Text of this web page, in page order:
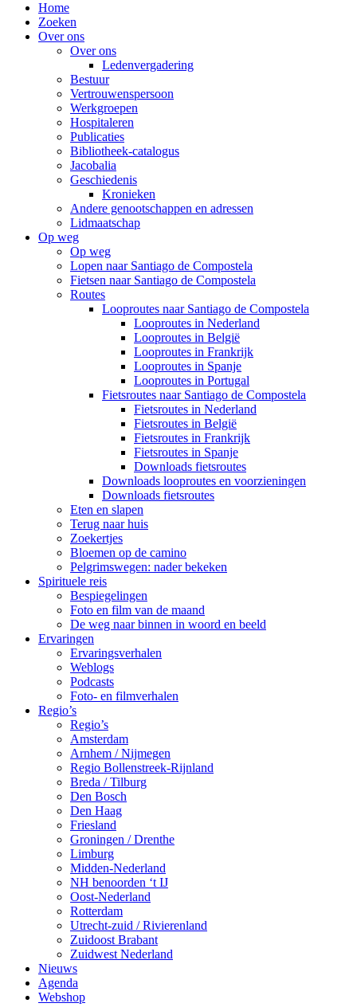
Home
Zoeken
Over ons
Over ons
Ledenvergadering
Bestuur
Vertrouwenspersoon
Werkgroepen
Hospitaleren
Publicaties
Bibliotheek-catalogus
Jacobalia
Geschiedenis
Kronieken
Andere genootschappen en adressen
Lidmaatschap
Op weg
Op weg
Lopen naar Santiago de Compostela
Fietsen naar Santiago de Compostela
Routes
Looproutes naar Santiago de Compostela
Looproutes in Nederland
Looproutes in België
Looproutes in Frankrijk
Looproutes in Spanje
Looproutes in Portugal
Fietsroutes naar Santiago de Compostela
Fietsroutes in Nederland
Fietsroutes in België
Fietsroutes in Frankrijk
Fietsroutes in Spanje
Downloads fietsroutes
Downloads looproutes en voorzieningen
Downloads fietsroutes
Eten en slapen
Terug naar huis
Zoekertjes
Bloemen op de camino
Pelgrimswegen: nader bekeken
Spirituele reis
Bespiegelingen
Foto en film van de maand
De weg naar binnen in woord en beeld
Ervaringen
Ervaringsverhalen
Weblogs
Podcasts
Foto- en filmverhalen
Regio’s
Regio’s
Amsterdam
Arnhem / Nijmegen
Regio Bollenstreek-Rijnland
Breda / Tilburg
Den Bosch
Den Haag
Friesland
Groningen / Drenthe
Limburg
Midden-Nederland
NH benoorden ‘t IJ
Oost-Nederland
Rotterdam
Utrecht-zuid / Rivierenland
Zuidoost Brabant
Zuidwest Nederland
Nieuws
Agenda
Webshop